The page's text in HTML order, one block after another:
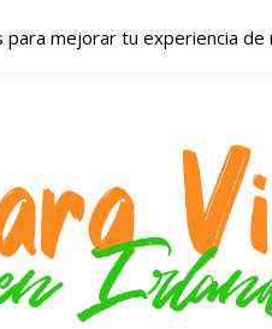
en
–
que viven, estudian y trabajan
mejorar tu experiencia